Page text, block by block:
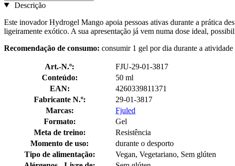
Descrição
Este inovador Hydrogel Mango apoia pessoas ativas durante a prática
ligeiramente exótico. A sua apresentação já vem numa dose ideal,
Recomendação de consumo: consumir 1 gel por dia durante a
Art.-N.º:
FJU-29-01-3817
Conteúdo:
50 ml
EAN:
4260339811371
Fabricante N.º:
29-01-3817
Marcas:
Fjuled
Formato:
Gel
Meta de treino:
Resistência
Momento de uso:
durante o desporto
Tipo de alimentação:
Vegan, Vegetariano, Sem glúten